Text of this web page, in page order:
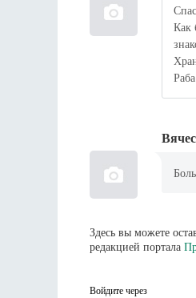
Как
Здесь вы можете
редакцией портала
Войдите через